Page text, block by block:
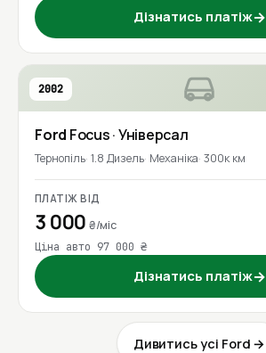
Дізнатись платіж→
2002
Ford Focus· Універсал
Тернопіль 1.8 Дизель Механіка 300к км
ПЛАТІЖ ВІД
3 000₴/міс
Ціна авто 97 000 ₴
Дізнатись платіж→
Дивитись усі Ford →